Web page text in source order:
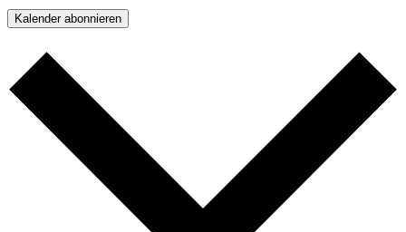
Kalender abonnieren